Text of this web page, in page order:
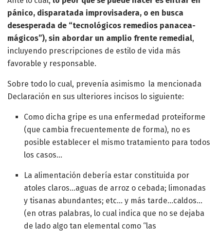
pánico, disparatada improvisadera, o en busca
desesperada de “tecnológicos remedios panacea-
mágicos”), sin abordar un amplio frente remedial,
incluyendo prescripciones de estilo de vida más
favorable y responsable.
Sobre todo lo cual, prevenía asimismo la mencionada
Declaración en sus ulteriores incisos lo siguiente:
Como dicha gripe es una enfermedad proteiforme
(que cambia frecuentemente de forma), no es
posible establecer el mismo tratamiento para todos
los casos…
La alimentación debería estar constituida por
atoles claros…aguas de arroz o cebada; limonadas
y tisanas abundantes; etc… y más tarde…caldos…
(en otras palabras, lo cual indica que no se dejaba
de lado algo tan elemental como “las